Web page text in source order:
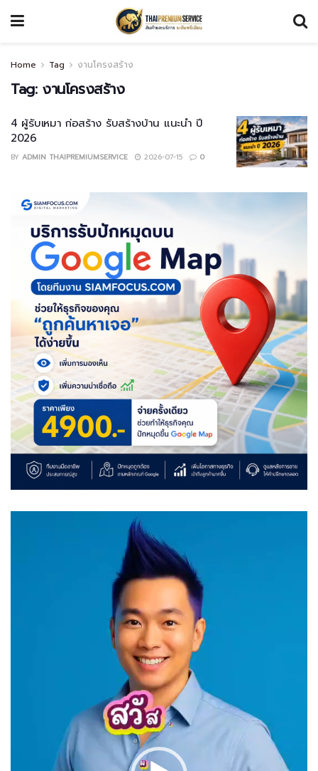
Home Tag งานโครงสร้าง
Tag: งานโครงสร้าง
4 ผู้รับเหมา ก่อสร้าง รับสร้างบ้าน แนะนำ ปี
2026
BY ADMIN THAIPREMIUMSERVICE 2026-07-15 0